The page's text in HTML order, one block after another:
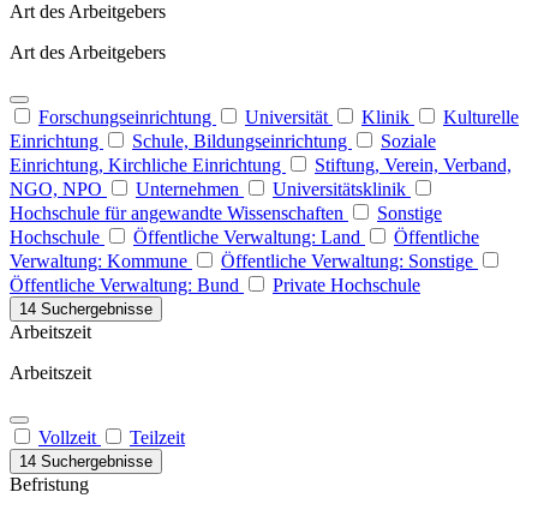
Art des Arbeitgebers
Art des Arbeitgebers
Forschungseinrichtung Universität Klinik
Kulturelle
Einrichtung
Schule, Bildungseinrichtung
Soziale
Einrichtung, Kirchliche Einrichtung
Stiftung, Verein, Verband,
NGO, NPO
Unternehmen
Universitätsklinik
Hochschule für angewandte Wissenschaften
Sonstige
Hochschule
Öffentliche Verwaltung: Land
Öffentliche
Verwaltung: Kommune
Öffentliche Verwaltung: Sonstige
Öffentliche Verwaltung: Bund
Private Hochschule
14 Suchergebnisse
Arbeitszeit
Arbeitszeit
Vollzeit Teilzeit
14 Suchergebnisse
Befristung